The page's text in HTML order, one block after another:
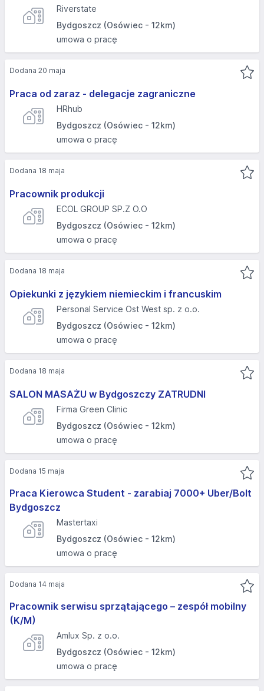
Riverstate
Bydgoszcz (Osówiec - 12km)
umowa o pracę
Praca od zaraz - delegacje zagraniczne
HRhub
Bydgoszcz (Osówiec - 12km)
umowa o pracę
Dodana 20 maja
Pracownik produkcji
ECOL GROUP SP.Z O.O
Bydgoszcz (Osówiec - 12km)
umowa o pracę
Dodana 18 maja
Opiekunki z językiem niemieckim i francuskim
Personal Service Ost West sp. z o.o.
Bydgoszcz (Osówiec - 12km)
umowa o pracę
Dodana 18 maja
SALON MASAŻU w Bydgoszczy ZATRUDNI
Firma Green Clinic
Bydgoszcz (Osówiec - 12km)
umowa o pracę
Dodana 18 maja
Praca Kierowca Student - zarabiaj 7000+ Uber/Bolt
Bydgoszcz
Mastertaxi
Bydgoszcz (Osówiec - 12km)
umowa o pracę
Dodana 15 maja
Pracownik serwisu sprzątającego – zespół mobilny
(K/M)
Amlux Sp. z o.o.
Bydgoszcz (Osówiec - 12km)
umowa o pracę
Dodana 14 maja